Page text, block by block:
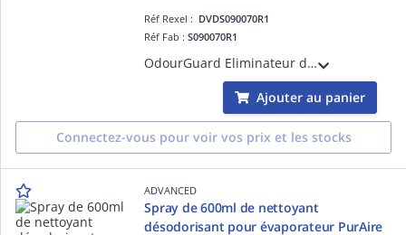
Réf Rexel : DVDS090070R1
Réf Fab :S090070R1
OdourGuard Eliminateur d'Odeurs RTU
Ajouter au panier
Connectez-vous pour voir vos prix et les stocks
ADVANCED
Spray de 600ml de nettoyant
désodorisant pour évaporateur PurAire